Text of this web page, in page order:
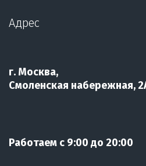
Адрес
г. Москва,
Смоленская набережная,
Работаем с 9:00 до 20:00